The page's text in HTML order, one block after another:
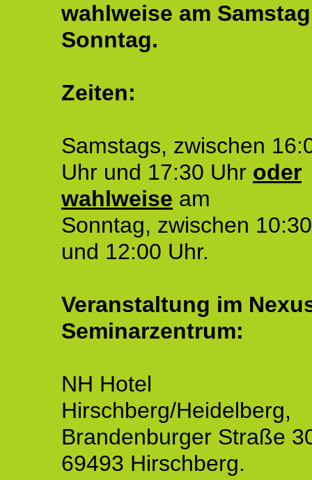
wahlweise am
Sonntag.
Zeiten:
Samstags, zwischen
Uhr und 17:30 Uhr oder
wahlweise am
Sonntag, zwischen
und 12:00 Uhr.
Veranstaltung im
Seminarzentrum:
NH Hotel
Hirschberg/Heidelberg,
Brandenburger Straße
69493 Hirschberg.